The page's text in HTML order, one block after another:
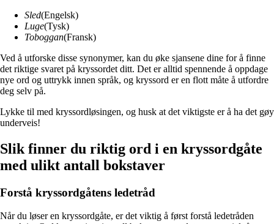
Sled(Engelsk)
Luge(Tysk)
Toboggan(Fransk)
Ved å utforske disse synonymer, kan du øke sjansene dine for å finne
det riktige svaret på kryssordet ditt. Det er alltid spennende å oppdage
nye ord og uttrykk innen språk, og kryssord er en flott måte å utfordre
deg selv på.
Lykke til med kryssordløsingen, og husk at det viktigste er å ha det gøy
underveis!
Slik finner du riktig ord i en kryssordgåte
med ulikt antall bokstaver
Forstå kryssordgåtens ledetråd
Når du løser en kryssordgåte, er det viktig å først forstå ledetråden